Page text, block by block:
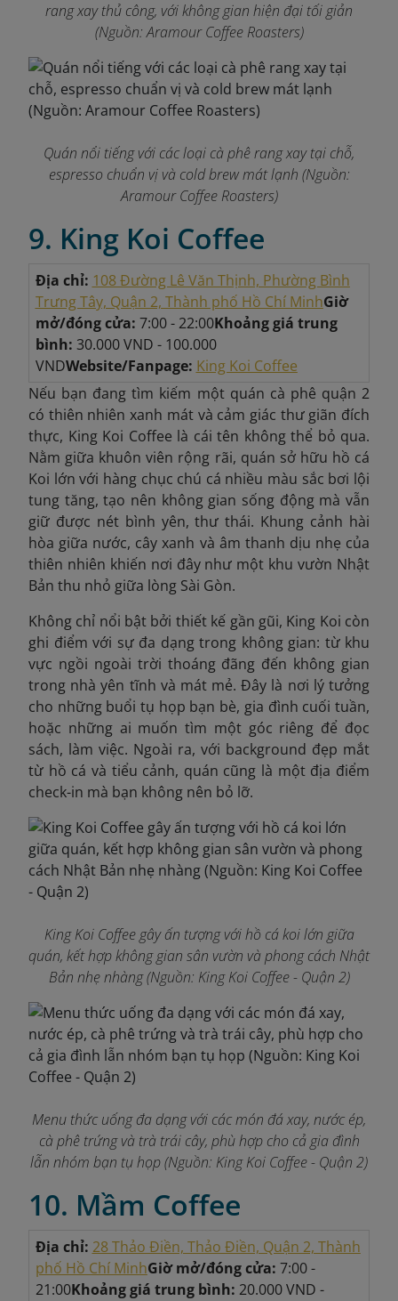
rang xay thủ công, với không gian hiện đại tối giản
(Nguồn: Aramour Coffee Roasters)
Quán nổi tiếng với các loại cà phê rang xay tại chỗ,
espresso chuẩn vị và cold brew mát lạnh (Nguồn:
Aramour Coffee Roasters)
9. King Koi Coffee
Địa chỉ: 108 Đường Lê Văn Thịnh, Phường Bình
Trưng Tây, Quận 2, Thành phố Hồ Chí MinhGiờ
mở/đóng cửa: 7:00 - 22:00Khoảng giá trung
bình: 30.000 VND - 100.000
VNDWebsite/Fanpage: King Koi Coffee
Nếu bạn đang tìm kiếm một quán cà phê quận 2
có thiên nhiên xanh mát và cảm giác thư giãn đích
thực, King Koi Coffee là cái tên không thể bỏ qua.
Nằm giữa khuôn viên rộng rãi, quán sở hữu hồ cá
Koi lớn với hàng chục chú cá nhiều màu sắc bơi lội
tung tăng, tạo nên không gian sống động mà vẫn
giữ được nét bình yên, thư thái. Khung cảnh hài
hòa giữa nước, cây xanh và âm thanh dịu nhẹ của
thiên nhiên khiến nơi đây như một khu vườn Nhật
Bản thu nhỏ giữa lòng Sài Gòn.
Không chỉ nổi bật bởi thiết kế gần gũi, King Koi còn
ghi điểm với sự đa dạng trong không gian: từ khu
vực ngồi ngoài trời thoáng đãng đến không gian
trong nhà yên tĩnh và mát mẻ. Đây là nơi lý tưởng
cho những buổi tụ họp bạn bè, gia đình cuối tuần,
hoặc những ai muốn tìm một góc riêng để đọc
sách, làm việc. Ngoài ra, với background đẹp mắt
từ hồ cá và tiểu cảnh, quán cũng là một địa điểm
check-in mà bạn không nên bỏ lỡ.
King Koi Coffee gây ấn tượng với hồ cá koi lớn giữa
quán, kết hợp không gian sân vườn và phong cách Nhật
Bản nhẹ nhàng (Nguồn: King Koi Coffee - Quận 2)
Menu thức uống đa dạng với các món đá xay, nước ép,
cà phê trứng và trà trái cây, phù hợp cho cả gia đình
lẫn nhóm bạn tụ họp(Nguồn: King Koi Coffee - Quận 2)
10. Mầm Coffee
Địa chỉ: 28 Thảo Điền, Thảo Điền, Quận 2, Thành
phố Hồ Chí MinhGiờ mở/đóng cửa: 7:00 -
21:00Khoảng giá trung bình: 20.000 VND -